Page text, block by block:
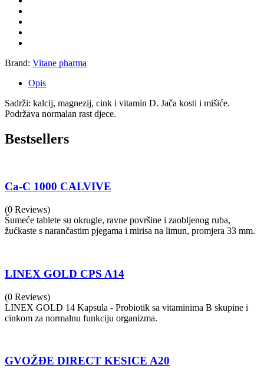
Brand: Vitane pharma
Opis
Sadrži: kalcij, magnezij, cink i vitamin D. Jača kosti i mišiće.
Podržava normalan rast djece.
Bestsellers
Ca-C 1000 CALVIVE
(0 Reviews)
Šumeće tablete su okrugle, ravne površine i zaobljenog ruba,
žućkaste s narančastim pjegama i mirisa na limun, promjera 33 mm.
LINEX GOLD CPS A14
(0 Reviews)
LINEX GOLD 14 Kapsula - Probiotik sa vitaminima B skupine i
cinkom za normalnu funkciju organizma.
GVOŽĐE DIRECT KESICE A20